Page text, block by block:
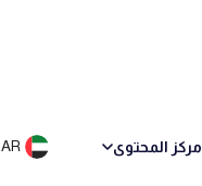
مركز المحتوى AR